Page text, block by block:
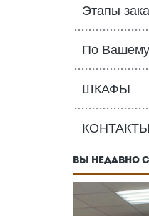
Этапы
По Вашему
ШКАФЫ
КОНТАКТЫ
ВЫ НЕДАВНО